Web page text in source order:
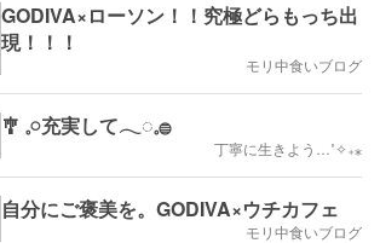
GODIVA×ローソン！！究極どらもっち出
現！！！
モリ中食いブログ
🎐 𓈒𓏸充実して𓂃◌𓈒𓐍
丁寧に生きよう…˚✧₊⁎
自分にご褒美を。GODIVA×ウチカフェ
モリ中食いブログ